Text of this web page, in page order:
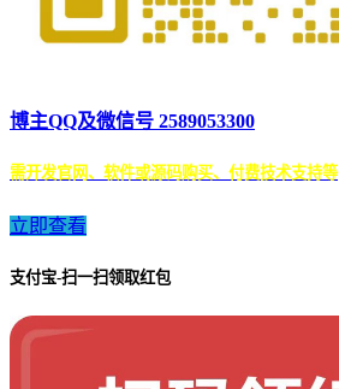
博主QQ及微信号 2589053300
需开发官网、软件或源码购买、付费技术支持等
立即查看
支付宝-扫一扫领取红包